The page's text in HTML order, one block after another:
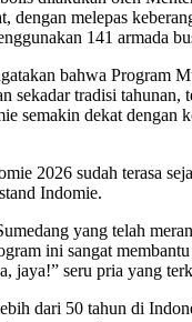
dengan melepas
141 armada
bahwa Program
sekadar tradisi
semakin dekat
2026 sudah terasa
Indomie.
yang telah
ini sangat
jaya!” seru pria yang
dari 50 tahun di